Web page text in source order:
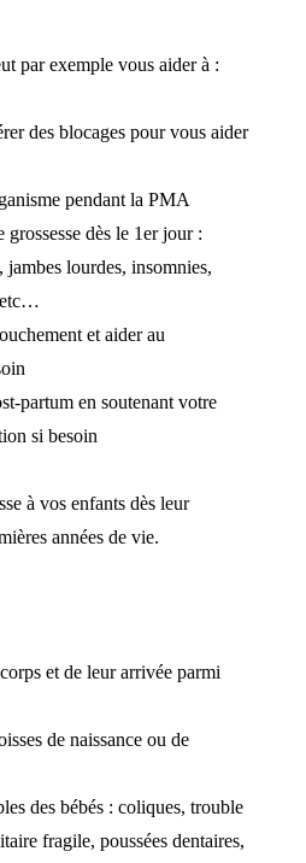
par exemple vous aider à :
des blocages pour vous aider
pendant la PMA
dès le 1er jour :
lourdes, insomnies,
etc…
et aider au
partum en soutenant votre
si besoin
à vos enfants dès leur
années de vie.
et de leur arrivée parmi
de naissance ou de
des bébés : coliques, trouble
fragile, poussées dentaires,